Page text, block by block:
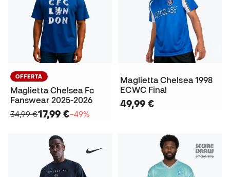
OFFERTA
Maglietta Chelsea Fc
Fanswear 2025-2026
34,99 €17,99 €−49%
Maglietta Chelsea 1998
ECWC Final
49,99 €